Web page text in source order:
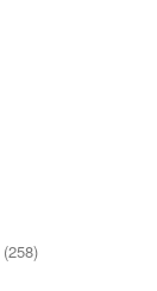
(258)